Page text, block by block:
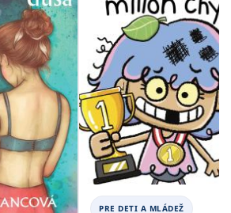
PRE DETI A MLÁDEŽ